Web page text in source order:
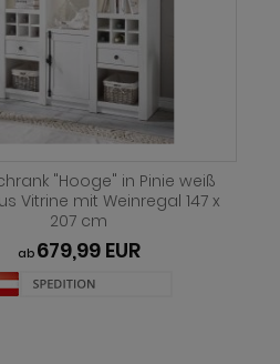
"Hooge" in Pinie weiß
Vitrine mit Weinregal 147 x
207 cm
ab 679,99 EUR